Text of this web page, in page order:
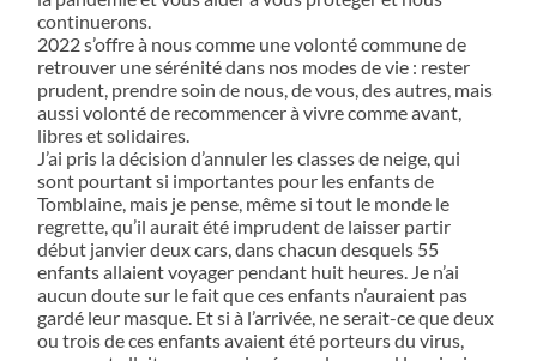
continuerons.
2022 s’offre à nous comme une volonté commune de
retrouver une sérénité dans nos modes de vie : rester
prudent, prendre soin de nous, de vous, des autres, mais
aussi volonté de recommencer à vivre comme avant,
libres et solidaires.
J’ai pris la décision d’annuler les classes de neige, qui
sont pourtant si importantes pour les enfants de
Tomblaine, mais je pense, même si tout le monde le
regrette, qu’il aurait été imprudent de laisser partir
début janvier deux cars, dans chacun desquels 55
enfants allaient voyager pendant huit heures. Je n’ai
aucun doute sur le fait que ces enfants n’auraient pas
gardé leur masque. Et si à l’arrivée, ne serait-ce que deux
ou trois de ces enfants avaient été porteurs du virus,